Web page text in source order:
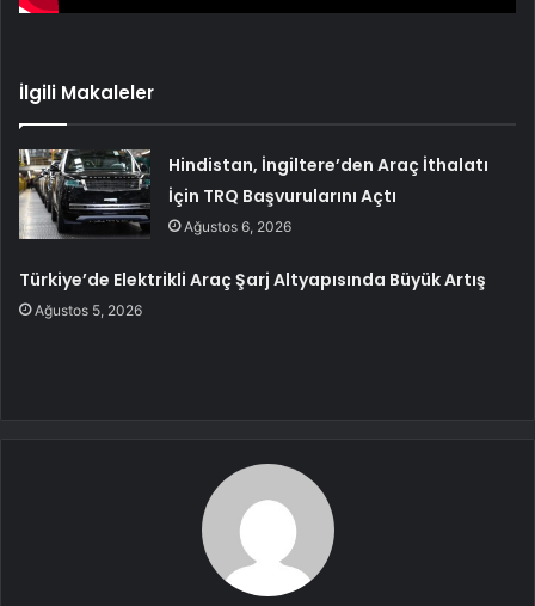
İlgili Makaleler
Hindistan, İngiltere’den Araç İthalatı
İçin TRQ Başvurularını Açtı
Ağustos 6, 2026
Türkiye’de Elektrikli Araç Şarj Altyapısında Büyük Artış
Ağustos 5, 2026